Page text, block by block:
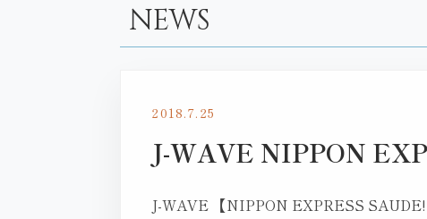
NEWS
2018.7.25
J-WAVE NIPPON
J-WAVE 【NIPPON EXPRESS